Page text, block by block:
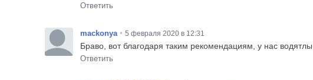
Ответить
mackonya • 5 февраля 2020 в 12:31
Браво, вот благодаря таким рекомендациям, у нас
Ответить